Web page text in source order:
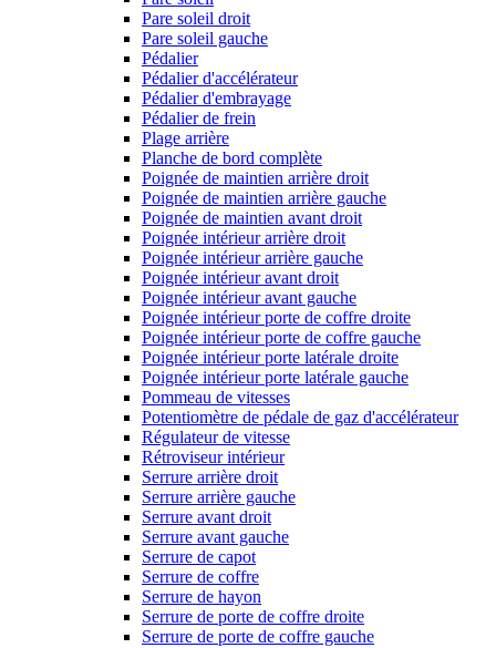
Pare soleil droit
Pare soleil gauche
Pédalier
Pédalier d'accélérateur
Pédalier d'embrayage
Pédalier de frein
Plage arrière
Planche de bord complète
Poignée de maintien arrière droit
Poignée de maintien arrière gauche
Poignée de maintien avant droit
Poignée intérieur arrière droit
Poignée intérieur arrière gauche
Poignée intérieur avant droit
Poignée intérieur avant gauche
Poignée intérieur porte de coffre droite
Poignée intérieur porte de coffre gauche
Poignée intérieur porte latérale droite
Poignée intérieur porte latérale gauche
Pommeau de vitesses
Potentiomètre de pédale de gaz d'accélérateur
Régulateur de vitesse
Rétroviseur intérieur
Serrure arrière droit
Serrure arrière gauche
Serrure avant droit
Serrure avant gauche
Serrure de capot
Serrure de coffre
Serrure de hayon
Serrure de porte de coffre droite
Serrure de porte de coffre gauche